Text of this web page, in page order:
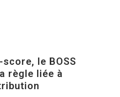
le BOSS
règle liée à